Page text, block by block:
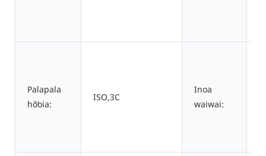
Palapala
hōʻoia:
ISO,3C
Inoa
waiwai: